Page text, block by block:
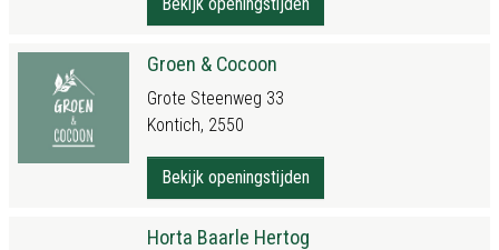
Groen & Cocoon
Grote Steenweg 33
Kontich, 2550
Bekijk openingstijden
Horta Baarle Hertog